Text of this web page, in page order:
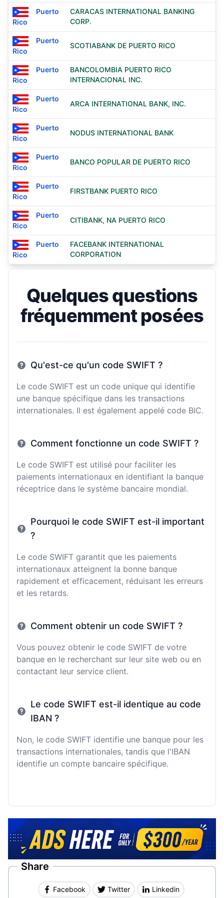
Puerto
Rico
CARACAS INTERNATIONAL BANKING
CORP.
Puerto
Rico
SCOTIABANK DE PUERTO RICO
Puerto
Rico
BANCOLOMBIA PUERTO RICO
INTERNACIONAL INC.
Puerto
Rico
ARCA INTERNATIONAL BANK, INC.
Puerto
Rico
NODUS INTERNATIONAL BANK
Puerto
Rico
BANCO POPULAR DE PUERTO RICO
Puerto
Rico
FIRSTBANK PUERTO RICO
Puerto
Rico
CITIBANK, NA PUERTO RICO
Puerto
Rico
FACEBANK INTERNATIONAL
CORPORATION
Quelques questions
fréquemment posées
Qu'est-ce qu'un code SWIFT ?
Le code SWIFT est un code unique qui identifie
une banque spécifique dans les transactions
internationales. Il est également appelé code BIC.
Comment fonctionne un code SWIFT ?
Le code SWIFT est utilisé pour faciliter les
paiements internationaux en identifiant la banque
réceptrice dans le système bancaire mondial.
Pourquoi le code SWIFT est-il important
?
Le code SWIFT garantit que les paiements
internationaux atteignent la bonne banque
rapidement et efficacement, réduisant les erreurs
et les retards.
Comment obtenir un code SWIFT ?
Vous pouvez obtenir le code SWIFT de votre
banque en le recherchant sur leur site web ou en
contactant leur service client.
Le code SWIFT est-il identique au code
IBAN ?
Non, le code SWIFT identifie une banque pour les
transactions internationales, tandis que l'IBAN
identifie un compte bancaire spécifique.
Share
Facebook Twitter Linkedin